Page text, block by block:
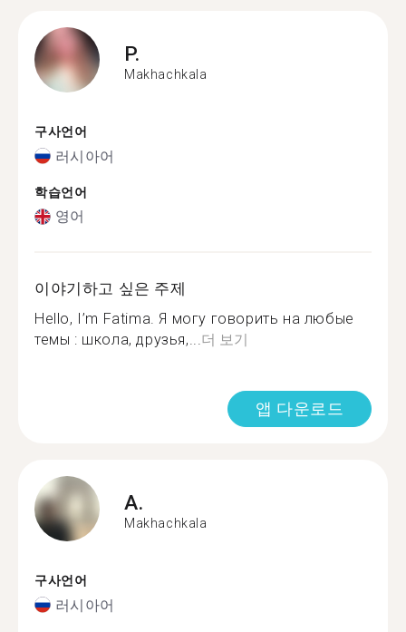
P.
Makhachkala
구사언어
러시아어
학습언어
영어
이야기하고 싶은 주제
Hello, I’m Fatima. Я могу говорить на любые
темы : школа, друзья,...더 보기
앱 다운로드
A.
Makhachkala
구사언어
러시아어